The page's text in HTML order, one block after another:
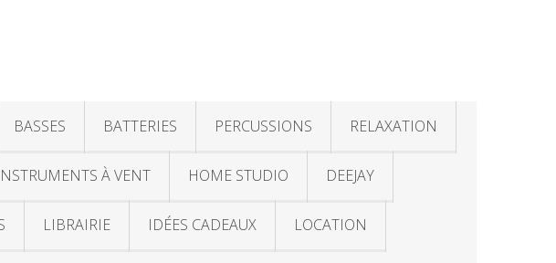
BASSES BATTERIES PERCUSSIONS RELAXATION
À VENT HOME STUDIO DEEJAY
LIBRAIRIE IDÉES CADEAUX LOCATION